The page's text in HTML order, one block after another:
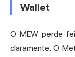
Wallet
O MEW perde
claramente. O